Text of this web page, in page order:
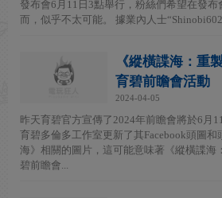
發布會6月11日3點舉行，粉絲們希望在發
而，似乎不太可能。 據業內人士
《縱橫諜海：重
育碧前瞻會活動
2024-04-05
昨天育碧官方宣傳了2024年前瞻會將於6月
育碧多倫多工作室更新了其Facebook頭圖和
海》相關的圖片，這可能意味著《縱橫諜海
碧前瞻會...